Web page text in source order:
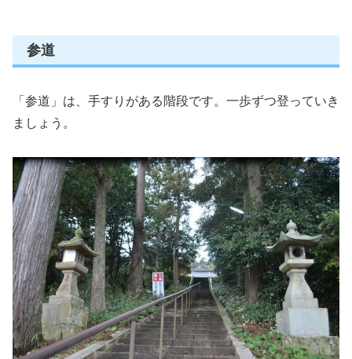
参道
「参道」は、手すりがある階段です。一歩ずつ登っていき
ましょう。